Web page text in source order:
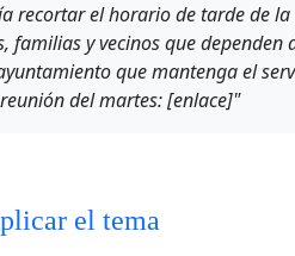
recortar el horario de tarde de la
familias y vecinos que dependen
que mantenga el
del martes: [enlace]"
el tema